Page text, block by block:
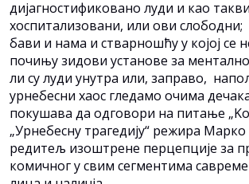
дијагностификовано луди и као такви
хоспитализовани, или ови слободни;
бави и нама и стварношћу у којој се
почињу зидови установе за
ли су луди унутра или, заправо,
урнебесни хаос гледамо очима
покушава да одговори на питање „Kо
„Урнебесну трагедију“ режира
редитељ изоштрене перцепције за
комичног у свим сегментима